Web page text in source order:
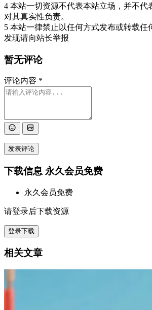
4 本站一切资源不代表本站立场，并不代
对其真实性负责。
5 本站一律禁止以任何方式发布或转载任
发现请向站长举报
暂无评论
评论内容 *
发表评论
下载信息 永久会员免费
永久会员免费
请登录后下载资源
登录下载
相关文章